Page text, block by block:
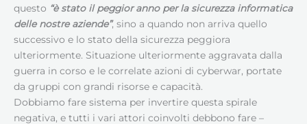
questo “è stato il peggior anno per la sicurezza informatica
delle nostre aziende”, sino a quando non arriva quello
successivo e lo stato della sicurezza peggiora
ulteriormente. Situazione ulteriormente aggravata dalla
guerra in corso e le correlate azioni di cyberwar, portate
da gruppi con grandi risorse e capacità.
Dobbiamo fare sistema per invertire questa spirale
negativa, e tutti i vari attori coinvolti debbono fare –